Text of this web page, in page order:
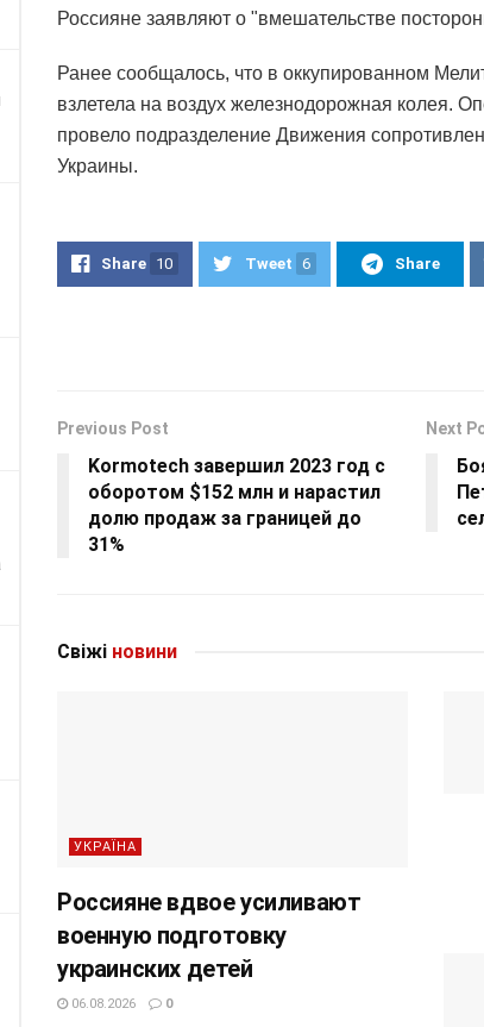
Россияне заявляют о "вмешательстве
Ранее сообщалось, что в оккупированном
взлетела на воздух железнодорожная колея.
провело подразделение Движения
Украины.
Share 10 Tweet 6 Share
Previous Post
Kormotech завершил 2023 год с
оборотом $152 млн и нарастил
долю продаж за границей до
31%
Next
Свіжі новини
УКРАЇНА
Россияне вдвое усиливают
военную подготовку
украинских детей
06.08.2026 0